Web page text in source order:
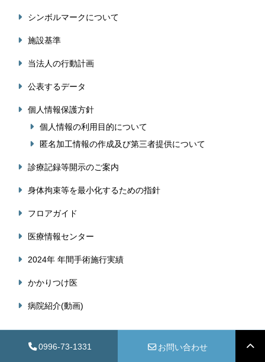
シンボルマークについて
施設基準
当法人の行動計画
公表するデータ
個人情報保護方針
個人情報の利用目的について
匿名加工情報の作成及び第三者提供について
診療記録等開示のご案内
身体拘束等を最小化するための指針
フロアガイド
医療情報センター
2024年 年間手術施行実績
かかりつけ医
病院紹介(動画)
0996-73-1331 お問い合わせ